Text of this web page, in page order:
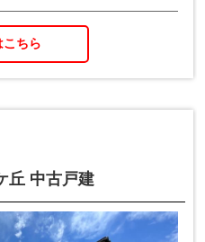
こちら
丘 中古戸建